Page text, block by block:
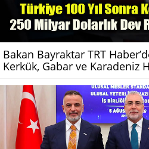
Bakan Bayraktar TRT
Kerkük, Gabar ve Karadeniz